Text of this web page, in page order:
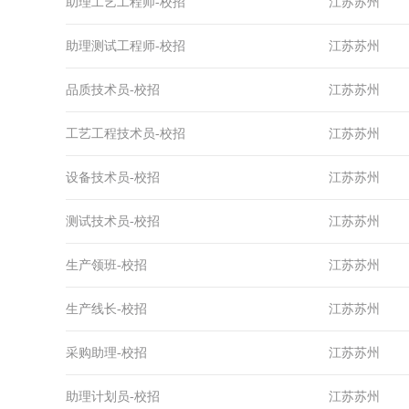
助理测试工程师-校招 江苏苏州
品质技术员-校招 江苏苏州
工艺工程技术员-校招 江苏苏州
设备技术员-校招 江苏苏州
测试技术员-校招 江苏苏州
生产领班-校招 江苏苏州
生产线长-校招 江苏苏州
采购助理-校招 江苏苏州
助理计划员-校招 江苏苏州